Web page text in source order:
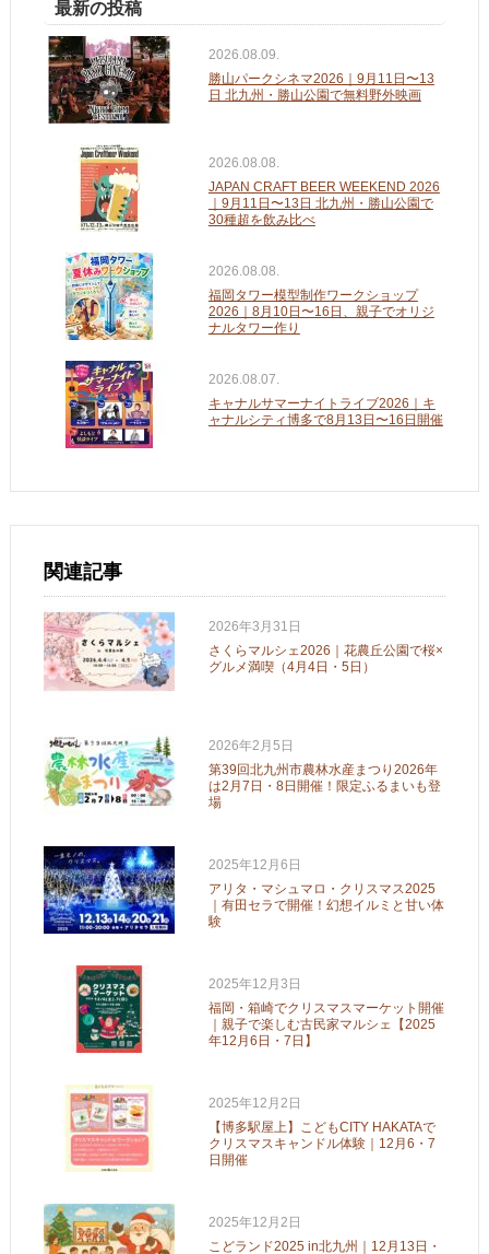
最新の投稿
2026.08.09.
勝山パークシネマ2026｜9月11日〜13
日 北九州・勝山公園で無料野外映画
2026.08.08.
JAPAN CRAFT BEER WEEKEND 2026
｜9月11日〜13日 北九州・勝山公園で
30種超を飲み比べ
2026.08.08.
福岡タワー模型制作ワークショップ
2026｜8月10日〜16日、親子でオリジ
ナルタワー作り
2026.08.07.
キャナルサマーナイトライブ2026｜キ
ャナルシティ博多で8月13日〜16日開催
関連記事
2026年3月31日
さくらマルシェ2026｜花農丘公園で桜×
グルメ満喫（4月4日・5日）
2026年2月5日
第39回北九州市農林水産まつり2026年
は2月7日・8日開催！限定ふるまいも登
場
2025年12月6日
アリタ・マシュマロ・クリスマス2025
｜有田セラで開催！幻想イルミと甘い体
験
2025年12月3日
福岡・箱崎でクリスマスマーケット開催
｜親子で楽しむ古民家マルシェ【2025
年12月6日・7日】
2025年12月2日
【博多駅屋上】こどもCITY HAKATAで
クリスマスキャンドル体験｜12月6・7
日開催
2025年12月2日
こどランド2025 in北九州｜12月13日・